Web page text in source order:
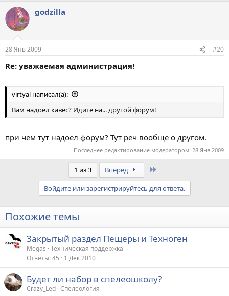
godzilla
28 Янв 2009 #20
Re: уважаемая администрация!
virtyal написал(а):
Вам надоел кавес? Идите на... другой форум!
при чём тут надоел форум? Тут реч вообще о другом.
Последнее редактирование модератором: 28 Янв 2009
1 из 3 Вперёд
Войдите или зарегистрируйтесь для ответа.
Похожие темы
Закрытый раздел Пещеры и Техноген
Megas Техническая поддержка
Ответы 45 1 Дек 2010
Будет ли набор в спелеошколу?
Crazy_Led Спелеология